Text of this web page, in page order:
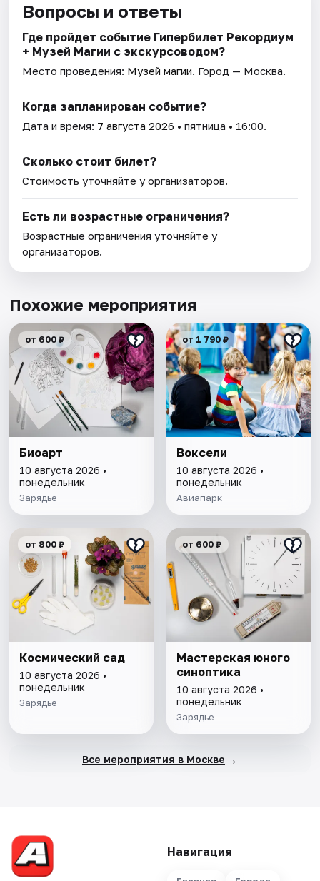
Вопросы и ответы
Где пройдет событие Гипербилет Рекордиум
+ Музей Магии с экскурсоводом?
Место проведения: Музей магии. Город — Москва.
Когда запланирован событие?
Дата и время: 7 августа 2026 • пятница • 16:00.
Сколько стоит билет?
Стоимость уточняйте у организаторов.
Есть ли возрастные ограничения?
Возрастные ограничения уточняйте у
организаторов.
Похожие мероприятия
от 600 ₽
Биоарт
10 августа 2026 •
понедельник
Зарядье
от 1 790 ₽
Воксели
10 августа 2026 •
понедельник
Авиапарк
от 800 ₽
Космический сад
10 августа 2026 •
понедельник
Зарядье
от 600 ₽
Мастерская юного
синоптика
10 августа 2026 •
понедельник
Зарядье
Все мероприятия в Москве →
Навигация